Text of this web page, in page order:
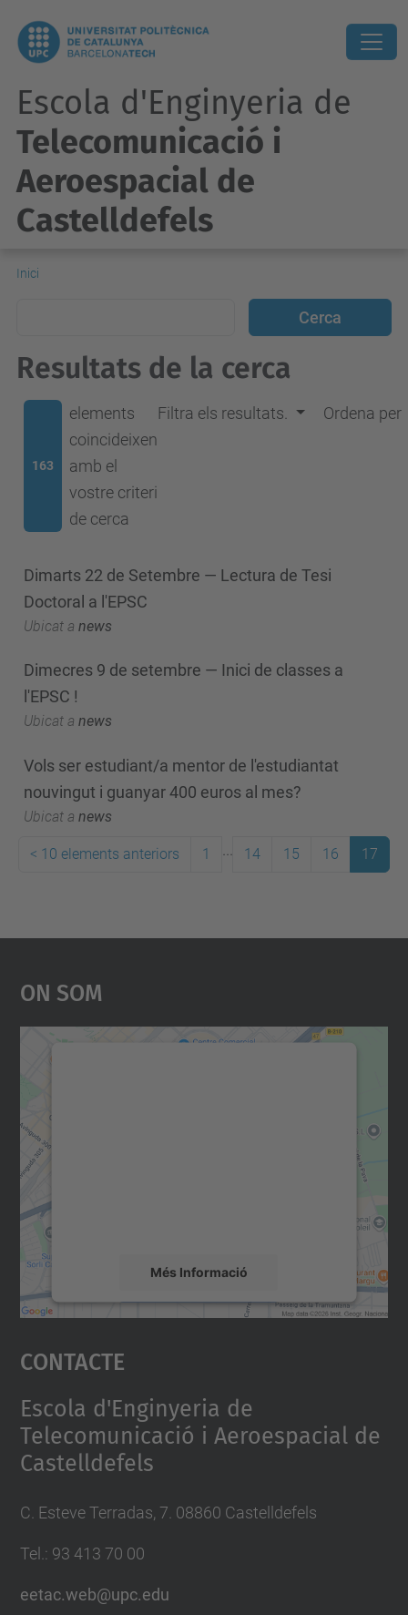
Escola d'Enginyeria de
Telecomunicació i
Aeroespacial de
Castelldefels
Inici
Resultats de la cerca
163
elements
coincideixen
amb el
vostre criteri
de cerca
Filtra els resultats. Ordena per
Dimarts 22 de Setembre — Lectura de Tesi
Doctoral a l'EPSC
Ubicat a news
Dimecres 9 de setembre — Inici de classes a
l'EPSC !
Ubicat a news
Vols ser estudiant/a mentor de l'estudiantat
nouvingut i guanyar 400 euros al mes?
Ubicat a news
< 10 elements anteriors 1 14 15 16 17
On Som
Més Informació
Accepta
powered by
Contacte
Escola d'Enginyeria de
Telecomunicació i Aeroespacial de
Castelldefels
C. Esteve Terradas, 7. 08860 Castelldefels
Tel.: 93 413 70 00
eetac.web@upc.edu